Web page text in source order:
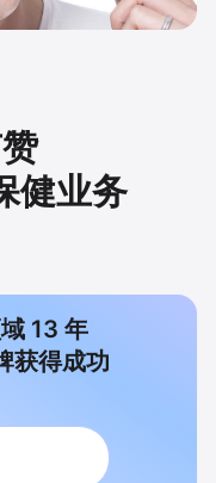
健业务
13 年
获得成功